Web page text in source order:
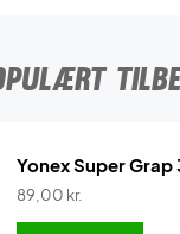
Yonex Super
89,00 kr.